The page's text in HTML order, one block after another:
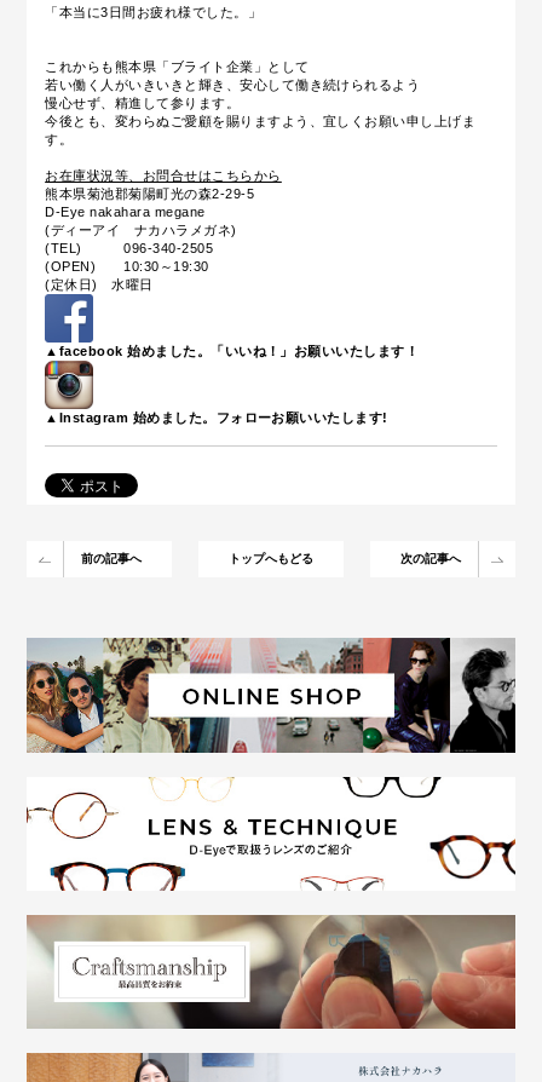
「本当に3日間お疲れ様でした。」
これからも熊本県「ブライト企業」として
若い働く人がいきいきと輝き、安心して働き続けられるよう
慢心せず、精進して参ります。
今後とも、変わらぬご愛顧を賜りますよう、宜しくお願い申し上げま
す。
お在庫状況等、お問合せはこちらから
熊本県菊池郡菊陽町光の森2-29-5
D-Eye nakahara megane
(ディーアイ ナカハラメガネ)
(TEL) 096-340-2505
(OPEN) 10:30～19:30
(定休日) 水曜日
▲facebook 始めました。「いいね！」お願いいたします！
▲Instagram 始めました。フォローお願いいたします!
前の記事へ トップへもどる 次の記事へ